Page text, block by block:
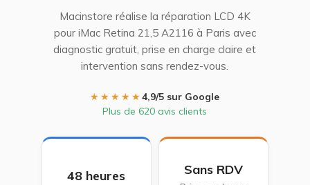
Macinstore réalise la réparation LCD 4K
pour iMac Retina 21,5 A2116 à Paris avec
diagnostic gratuit, prise en charge claire et
intervention sans rendez-vous.
★★★★★4,9/5 sur Google
Plus de 620 avis clients
48 heures Sans RDV